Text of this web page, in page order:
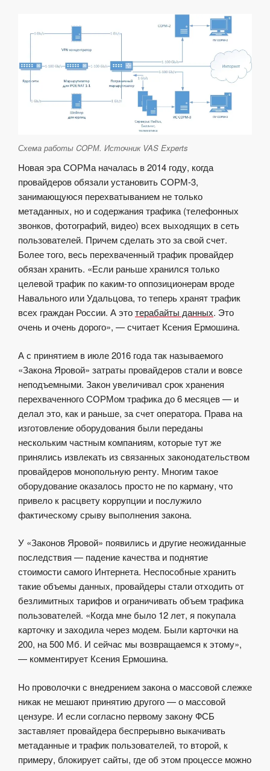
Схема работы COРМ. Источник VAS Experts
Новая эра СОРМа началась в 2014 году, когда
провайдеров обязали установить СОРМ-3,
занимающуюся перехватыванием не только
метаданных, но и содержания трафика (телефонных
звонков, фотографий, видео) всех выходящих в сеть
пользователей. Причем сделать это за свой счет.
Более того, весь перехваченный трафик провайдер
обязан хранить. «Если раньше хранился только
целевой трафик по каким-то оппозиционерам вроде
Навального или Удальцова, то теперь хранят трафик
всех граждан России. А этотерабайты данных. Это
очень и очень дорого», — считает Ксения Ермошина.
А с принятием в июле 2016 года так называемого
«Закона Яровой» затраты провайдеров стали и вовсе
неподъемными. Закон увеличивал срок хранения
перехваченного СОРМом трафика до 6 месяцев — и
делал это, как и раньше, за счет оператора. Права на
изготовление оборудования были переданы
нескольким частным компаниям, которые тут же
принялись извлекать из связанных законодательством
провайдеров монопольную ренту. Многим такое
оборудование оказалось просто не по карману, что
привело к расцвету коррупции и послужило
фактическому срыву выполнения закона.
У «Законов Яровой» появились и другие неожиданные
последствия — падение качества и поднятие
стоимости самого Интернета. Неспособные хранить
такие объемы данных, провайдеры стали отходить от
безлимитных тарифов и ограничивать объем трафика
пользователей. «Когда мне было 12 лет, я покупала
карточку и заходила через модем. Были карточки на
200, на 500 Мб. И сейчас мы возвращаемся к этому»,
— комментирует Ксения Ермошина.
Но проволочки с внедрением закона о массовой слежке
никак не мешают принятию другого — о массовой
цензуре. И если согласно первому закону ФСБ
заставляет провайдера беспрерывно выкачивать
метаданные и трафик пользователей, то второй, к
примеру, блокирует сайты, где об этом процессе можно